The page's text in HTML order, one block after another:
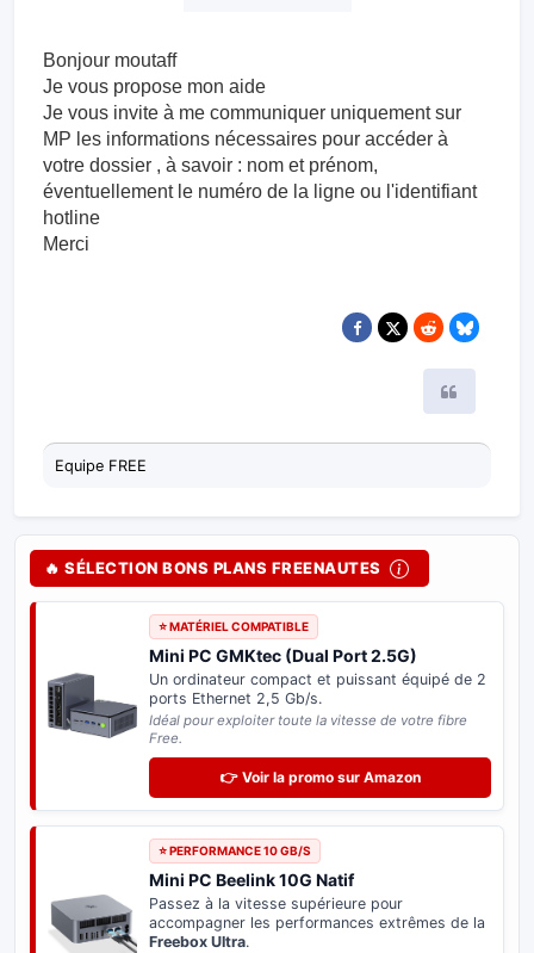
Bonjour moutaff
Je vous propose mon aide
Je vous invite à me communiquer uniquement sur
MP les information​s nécessaires pour accéder à
votre dossier , à savoir : nom et prénom,
éventuellement le numéro de la ligne ou l'identifiant
hotline
Merci
Equipe FREE
🔥 SÉLECTION BONS PLANS FREENAUTES
⭐ MATÉRIEL COMPATIBLE
Mini PC GMKtec (Dual Port 2.5G)
Un ordinateur compact et puissant équipé de 2
ports Ethernet 2,5 Gb/s.
Idéal pour exploiter toute la vitesse de votre fibre
Free.
👉 Voir la promo sur Amazon
⭐ PERFORMANCE 10 GB/S
Mini PC Beelink 10G Natif
Passez à la vitesse supérieure pour
accompagner les performances extrêmes de la
Freebox Ultra.